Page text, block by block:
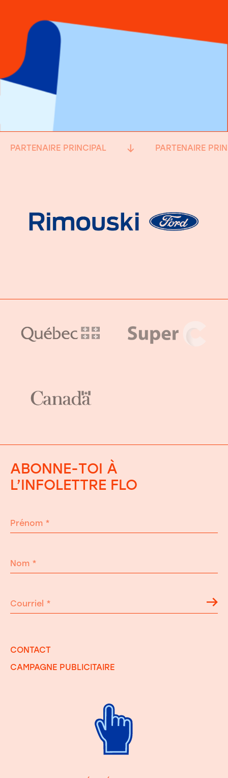
PARTENAIRE PRINCIPAL PARTENAIRE
ABONNE-TOI À
L’INFOLETTRE FLO
Prénom *
Nom *
Courriel *
CONTACT
CAMPAGNE PUBLICITAIRE